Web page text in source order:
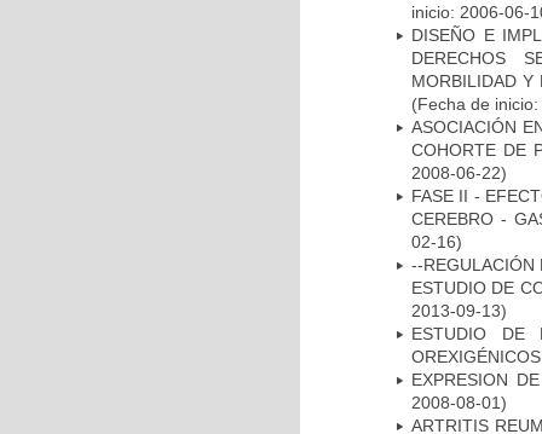
inicio: 2006-06-
DISEÑO E
DERECHOS
MORBILIDAD Y
(Fecha de
ASOCIACIÓN
COHORTE DE
2008-06-22)
FASE II -
CEREBRO -
02-16)
--REGULACIÓN
ESTUDIO DE
2013-09-13)
ESTUDIO DE
EXPRESION
2008-08-01)
ARTRITIS